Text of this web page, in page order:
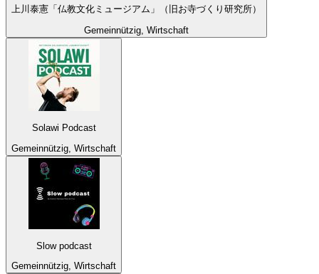
上川泰憲「仏教文化ミュージアム」（旧お寺づくり研究所）
Gemeinnützig, Wirtschaft
Solawi Podcast
Gemeinnützig, Wirtschaft
Slow podcast
Gemeinnützig, Wirtschaft